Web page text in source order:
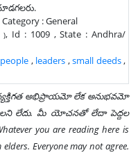
: General
), Id : 1009 , State : Andhra/
people , leaders ,small deeds,
అభిప్రాయమో లేక అనుభవమో
లేదు. మీ యోచనతో లేదా పెద్దల
you are reading here is
Everyone may not agree.